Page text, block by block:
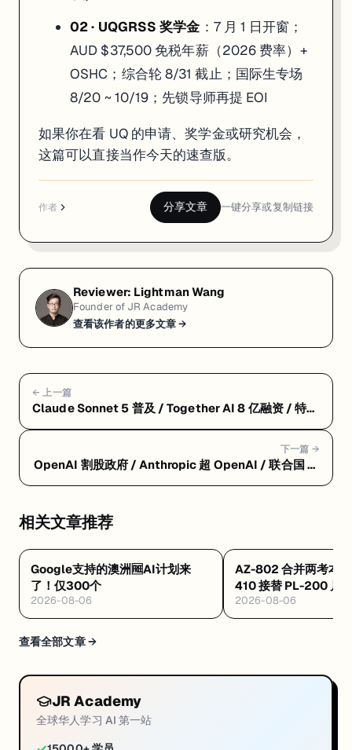
02 · UQGRSS 奖学金 ：7 月 1 日开窗；
AUD $37,500 免税年薪（2026 费率）+
OSHC；综合轮 8/31 截止；国际生专场
8/20 ~ 10/19；先锁导师再提 EOI
如果你在看 UQ 的申请、奖学金或研究机会，
这篇可以直接当作今天的速查版。
作者 分享文章 一键分享或复制链接
Reviewer: Lightman Wang
Founder of JR Academy
查看该作者的更多文章 →
← 上一篇
Claude Sonnet 5 普及 / Together AI 8 亿融资 / 特斯
下一篇 →
OpenAI 割股政府 / Anthropic 超 OpenAI / 联合国 AI
相关文章推荐
Google支持的澳洲🆓AI计划来
了！仅300个
2026-08-06
AZ-802 合并两考本
410 接替 PL-200 月
·Databricks 考纲五
2026-08-06
查看全部文章 →
JR Academy
全球华人学习 AI 第一站